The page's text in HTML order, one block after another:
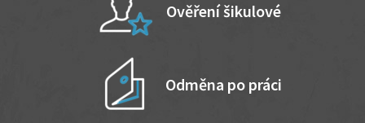
Ověření šikulové
Odměna po práci